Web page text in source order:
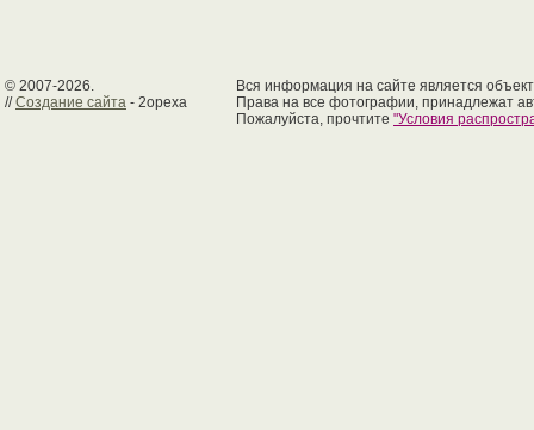
© 2007-2026.
//Создание сайта - 2opexa
Вся информация на сайте является
Права на все фотографии, принадлежат
Пожалуйста, прочтите "Условия